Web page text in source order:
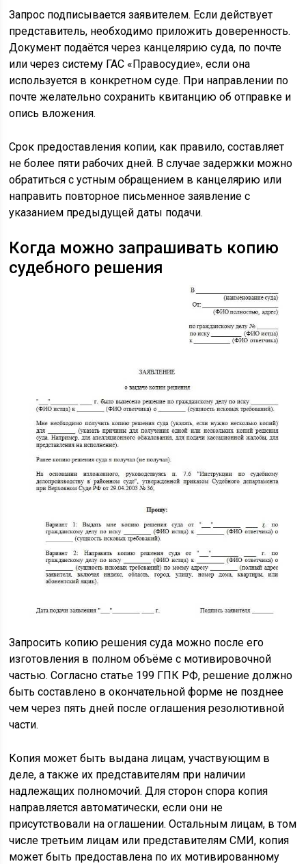
Запрос подписывается заявителем. Если действует
представитель, необходимо приложить доверенность.
Документ подаётся через канцелярию суда, по почте
или через систему ГАС «Правосудие», если она
используется в конкретном суде. При направлении по
почте желательно сохранить квитанцию об отправке и
опись вложения.
Срок предоставления копии, как правило, составляет
не более пяти рабочих дней. В случае задержки можно
обратиться с устным обращением в канцелярию или
направить повторное письменное заявление с
указанием предыдущей даты подачи.
Когда можно запрашивать копию
судебного решения
Запросить копию решения суда можно после его
изготовления в полном объёме с мотивировочной
частью. Согласно статье 199 ГПК РФ, решение должно
быть составлено в окончательной форме не позднее
чем через пять дней после оглашения резолютивной
части.
Копия может быть выдана лицам, участвующим в
деле, а также их представителям при наличии
надлежащих полномочий. Для сторон спора копия
направляется автоматически, если они не
присутствовали на оглашении. Остальным лицам, в том
числе третьим лицам или представителям СМИ, копия
может быть предоставлена по их мотивированному